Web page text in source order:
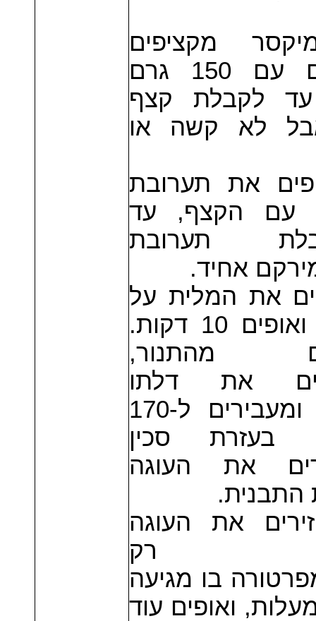
מקציפים
חלבונים עם 150 גרם
עד לקבלת קצף
לא קשה או
את תערובת
עם הקצף, עד
תערובת
אחיד.
את המלית על
הבסיס ואופים 10 דקות.
מהתנור,
את דלתו
פתוחה ומעבירים ל-170
בעזרת סכין
את העוגה
התבנית.
את העוגה
רק
בו מגיעה
מעלות, ואופים עוד